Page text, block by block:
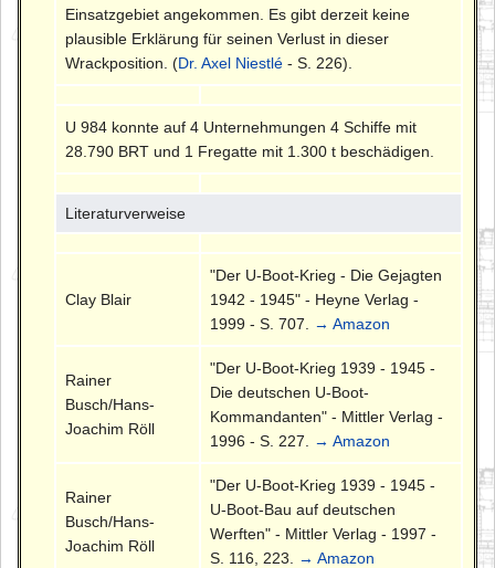
Einsatzgebiet angekommen. Es gibt derzeit keine
plausible Erklärung für seinen Verlust in dieser
Wrackposition. (Dr. Axel Niestlé - S. 226).
U 984 konnte auf 4 Unternehmungen 4 Schiffe mit
28.790 BRT und 1 Fregatte mit 1.300 t beschädigen.
Literaturverweise
Clay Blair
"Der U-Boot-Krieg - Die Gejagten
1942 - 1945" - Heyne Verlag -
1999 - S. 707.
→ Amazon
Rainer
Busch/Hans-
Joachim Röll
"Der U-Boot-Krieg 1939 - 1945 -
Die deutschen U-Boot-
Kommandanten" - Mittler Verlag -
1996 - S. 227.
→ Amazon
Rainer
Busch/Hans-
Joachim Röll
"Der U-Boot-Krieg 1939 - 1945 -
U-Boot-Bau auf deutschen
Werften" - Mittler Verlag - 1997 -
S. 116, 223.
→ Amazon